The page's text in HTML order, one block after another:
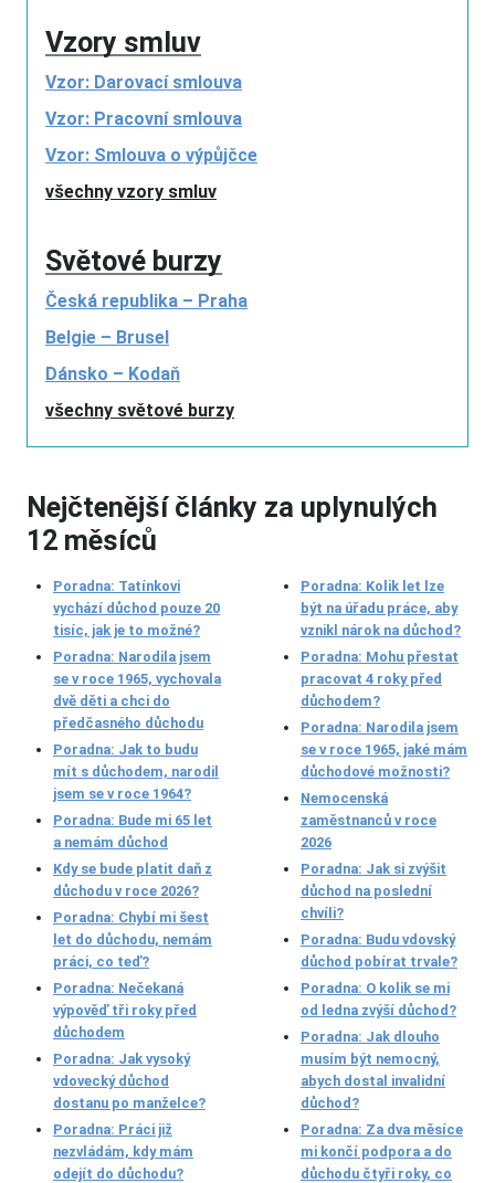
Vzory smluv
Vzor: Darovací smlouva
Vzor: Pracovní smlouva
Vzor: Smlouva o výpůjčce
všechny vzory smluv
Světové burzy
Česká republika – Praha
Belgie – Brusel
Dánsko – Kodaň
všechny světové burzy
Nejčtenější články za uplynulých
12 měsíců
Poradna: Tatínkovi
vychází důchod pouze 20
tisíc, jak je to možné?
Poradna: Narodila jsem
se v roce 1965, vychovala
dvě děti a chci do
předčasného důchodu
Poradna: Jak to budu
mít s důchodem, narodil
jsem se v roce 1964?
Poradna: Bude mi 65 let
a nemám důchod
Kdy se bude platit daň z
důchodu v roce 2026?
Poradna: Chybí mi šest
let do důchodu, nemám
práci, co teď?
Poradna: Nečekaná
výpověď tři roky před
důchodem
Poradna: Jak vysoký
vdovecký důchod
dostanu po manželce?
Poradna: Práci již
nezvládám, kdy mám
odejít do důchodu?
Poradna: Kolik let lze
být na úřadu práce, aby
vznikl nárok na důchod?
Poradna: Mohu přestat
pracovat 4 roky před
důchodem?
Poradna: Narodila jsem
se v roce 1965, jaké mám
důchodové možnosti?
Nemocenská
zaměstnanců v roce
2026
Poradna: Jak si zvýšit
důchod na poslední
chvíli?
Poradna: Budu vdovský
důchod pobírat trvale?
Poradna: O kolik se mi
od ledna zvýší důchod?
Poradna: Jak dlouho
musím být nemocný,
abych dostal invalidní
důchod?
Poradna: Za dva měsíce
mi končí podpora a do
důchodu čtyři roky, co